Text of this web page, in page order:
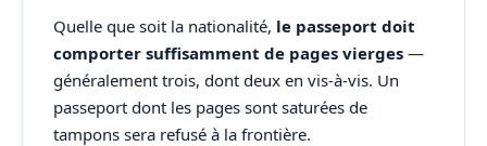
Quelle que soit la nationalité, le passeport doit
comporter suffisamment de pages vierges —
généralement trois, dont deux en vis-à-vis. Un
passeport dont les pages sont saturées de
tampons sera refusé à la frontière.